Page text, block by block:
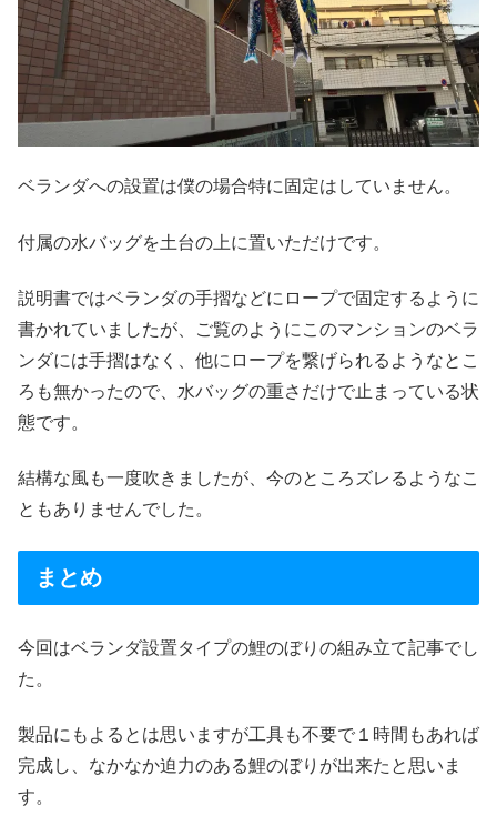
ベランダへの設置は僕の場合特に固定はしていません。
付属の水バッグを土台の上に置いただけです。
説明書ではベランダの手摺などにロープで固定するように
書かれていましたが、ご覧のようにこのマンションのベラ
ンダには手摺はなく、他にロープを繋げられるようなとこ
ろも無かったので、水バッグの重さだけで止まっている状
態です。
結構な風も一度吹きましたが、今のところズレるようなこ
ともありませんでした。
まとめ
今回はベランダ設置タイプの鯉のぼりの組み立て記事でし
た。
製品にもよるとは思いますが工具も不要で１時間もあれば
完成し、なかなか迫力のある鯉のぼりが出来たと思いま
す。